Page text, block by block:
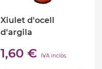
Xiulet d'ocell
d'argila
1,60 € IVA inclòs